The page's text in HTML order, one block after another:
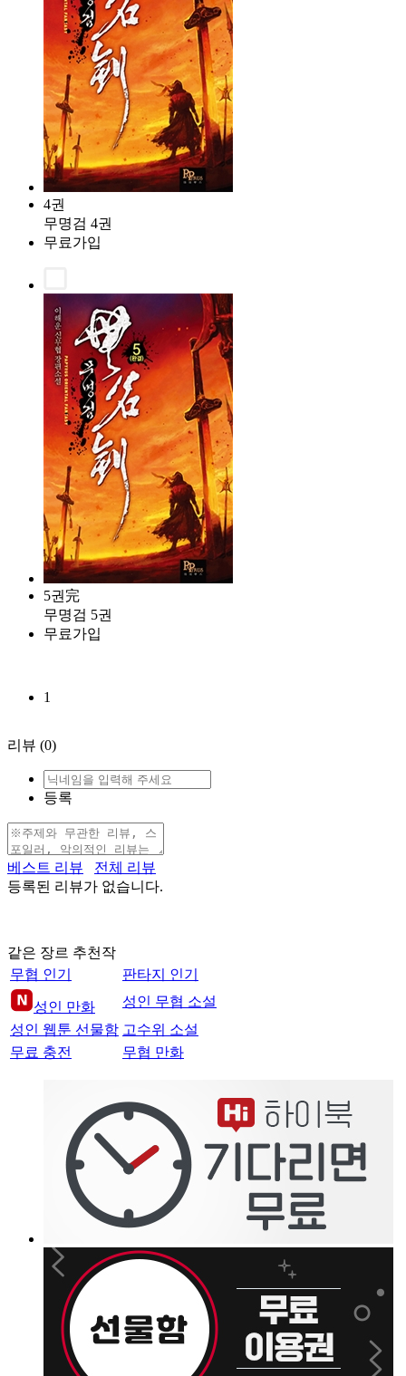
4권
무명검 4권
무료가입
5권完
무명검 5권
무료가입
1
리뷰 (0)
등록
베스트 리뷰
전체 리뷰
등록된 리뷰가 없습니다.
같은 장르 추천작
무협 인기
판타지 인기
성인 만화
성인 무협 소설
성인 웹툰 선물함 고수위 소설
무료 충전
무협 만화